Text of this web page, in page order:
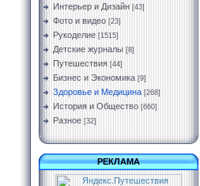
Интерьер и Дизайн [43]
Фото и видео [23]
Рукоделие [1515]
Детские журналы [8]
Путешествия [44]
Бизнес и Экономика [9]
Здоровье и Медицина [268]
История и Общество [660]
Разное [32]
РЕКЛАМА